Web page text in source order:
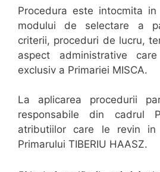
Procedura este intocmita
modului de selectare a
criterii, proceduri de lucru,
aspect administrative
exclusiv a Primariei MISCA.
La aplicarea procedurii
responsabile din cadrul
atributiilor care le revin in
Primarului TIBERIU HAASZ.